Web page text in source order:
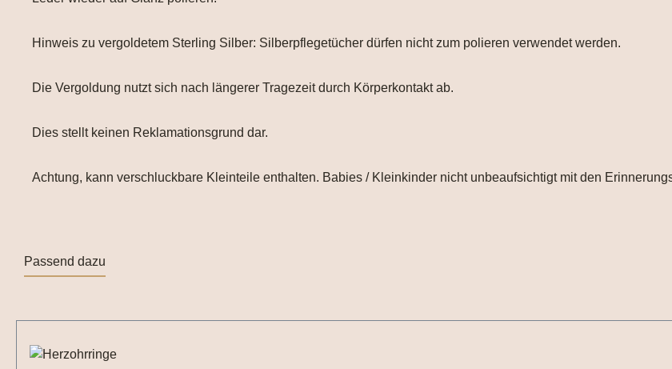
Hinweis zu vergoldetem Sterling Silber: Silberpflegetücher dürfen nicht zum polieren verwendet werden.
Die Vergoldung nutzt sich nach längerer Tragezeit durch Körperkontakt ab.
Dies stellt keinen Reklamationsgrund dar.
Achtung, kann verschluckbare Kleinteile enthalten. Babies / Kleinkinder nicht unbeaufsichtigt mit den
Passend dazu